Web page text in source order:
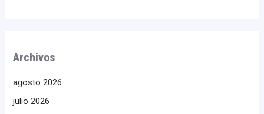
Archivos
agosto 2026
julio 2026